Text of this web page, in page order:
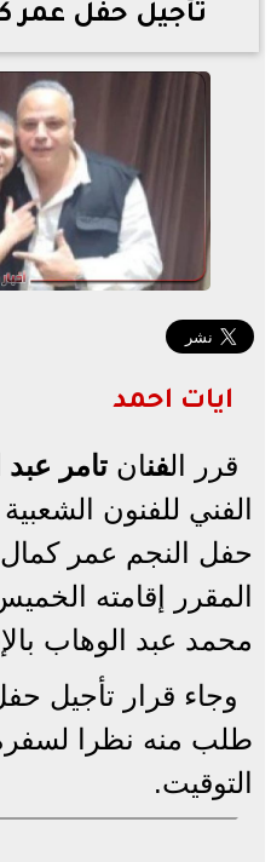
تأجيل حفل عمر
ايات احمد
قرر الفنان تامر عبد
الفني للفنون
حفل النجم عمر
المقرر إقامته
محمد عبد الوهاب
وجاء قرار تأجيل
طلب منه نظرا لسفره
التوقيت.